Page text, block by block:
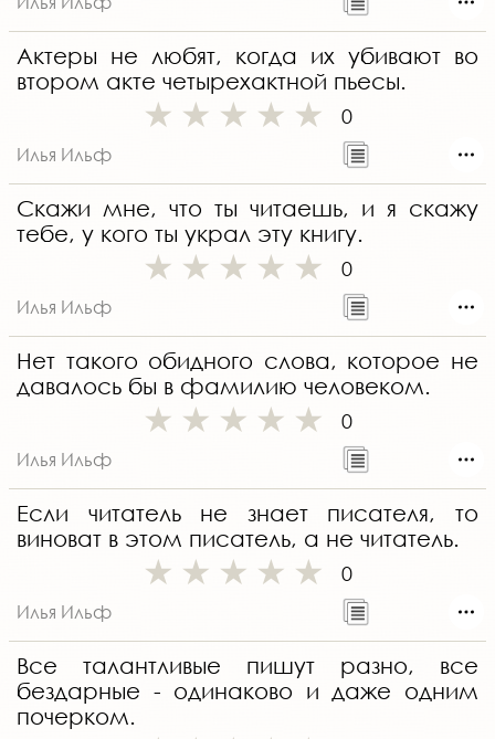
Актеры не любят, когда их убивают во
втором акте четырехактной пьесы.
0
Илья Ильф
Скажи мне, что ты читаешь, и я скажу
тебе, у кого ты украл эту книгу.
0
Илья Ильф
Нет такого обидного слова, которое не
давалось бы в фамилию человеком.
0
Илья Ильф
Если читатель не знает писателя, то
виноват в этом писатель, а не читатель.
0
Илья Ильф
Все талантливые пишут разно, все
бездарные - одинаково и даже одним
почерком.